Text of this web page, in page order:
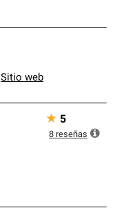
Sitio web
★ 5
8 reseñas